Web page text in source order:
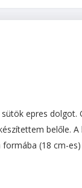
epres dolgot.
belőle. A
(18 cm-